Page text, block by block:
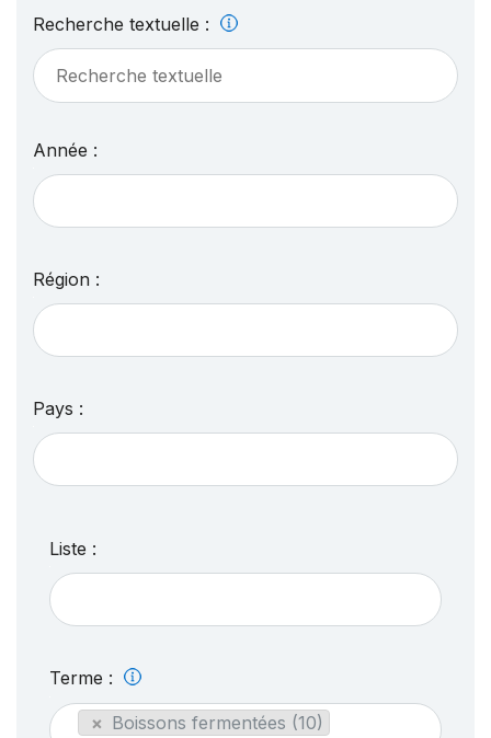
Recherche textuelle :
Année :
Région :
Pays :
Liste :
Terme :
× Boissons fermentées (10)